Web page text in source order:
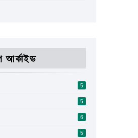
আর্কাইভ
5
5
6
5